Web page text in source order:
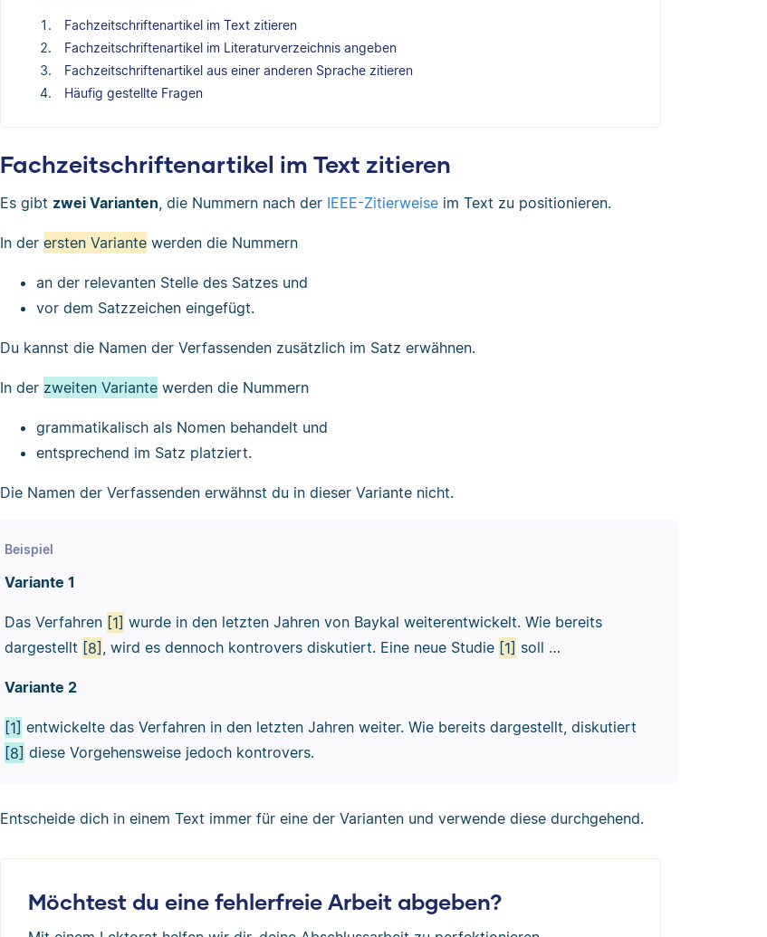
Fachzeitschriftenartikel im Text zitieren
Fachzeitschriftenartikel im Literaturverzeichnis angeben
Fachzeitschriftenartikel aus einer anderen Sprache zitieren
Häufig gestellte Fragen
Fachzeitschriftenartikel im Text zitieren
Es gibt zwei Varianten, die Nummern nach der IEEE-Zitierweise im Text zu positionieren.
In der ersten Variante werden die Nummern
an der relevanten Stelle des Satzes und
vor dem Satzzeichen eingefügt.
Du kannst die Namen der Verfassenden zusätzlich im Satz erwähnen.
In der zweiten Variante werden die Nummern
grammatikalisch als Nomen behandelt und
entsprechend im Satz platziert.
Die Namen der Verfassenden erwähnst du in dieser Variante nicht.
Beispiel
Variante 1
Das Verfahren [1] wurde in den letzten Jahren von Baykal weiterentwickelt. Wie bereits
dargestellt [8] , wird es dennoch kontrovers diskutiert. Eine neue Studie [1] soll …
Variante 2
[1] entwickelte das Verfahren in den letzten Jahren weiter. Wie bereits dargestellt, diskutiert
[8] diese Vorgehensweise jedoch kontrovers.
Entscheide dich in einem Text immer für eine der Varianten und verwende diese durchgehend.
Möchtest du eine fehlerfreie Arbeit abgeben?